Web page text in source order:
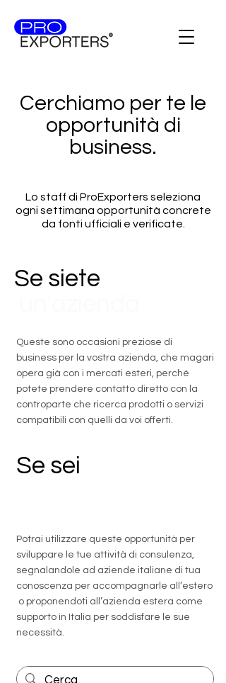
Cerchiamo per te le
opportunità di
business.
Lo staff di ProExporters seleziona
ogni settimana opportunità concrete
da fonti ufficiali e verificate.
Se siete
Queste sono occasioni preziose di
business per la vostra azienda, che magari
opera già con i mercati esteri, perché
potete prendere contatto diretto con la
controparte che ricerca prodotti o servizi
compatibili con quelli da voi offerti.
Se sei
Potrai utilizzare queste opportunità per
sviluppare le tue attività di consulenza,
segnalandole ad aziende italiane di tua
conoscenza per accompagnarle all’estero
o proponendoti all’azienda estera come
supporto in Italia per soddisfare le sue
necessità.